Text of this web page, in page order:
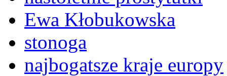
Ewa Kłobukowska
stonoga
najbogatsze kraje europy